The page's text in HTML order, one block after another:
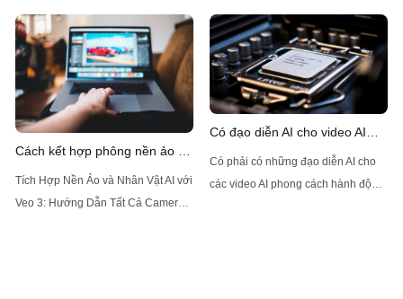
đa dạng. Một trong những giải pháp
hàng đầu hiện có là Z-Image AI,
sự chú ý nhờ khả năng tạo ra hình
ảnh tiên tiến: Flux 2, được phát triển
bởi Black Forest Labs. Flux 2, người
kế nhiệm của
Cách kết hợp phông nền ảo và
nhân vật AI trong Veo 3?
Tích Hợp Nền Ảo và Nhân Vật AI với
Veo 3: Hướng Dẫn Tất Cả Camera
Có đạo diễn AI cho video AI
theo phong cách live-action
không?
Có phải có những đạo diễn AI cho
các video AI phong cách hành động